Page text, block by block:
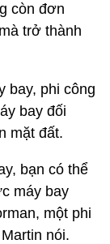
còn đơn
trở thành
bay, phi công
bay đối
mặt đất.
bạn có thể
máy bay
một phi
nói.